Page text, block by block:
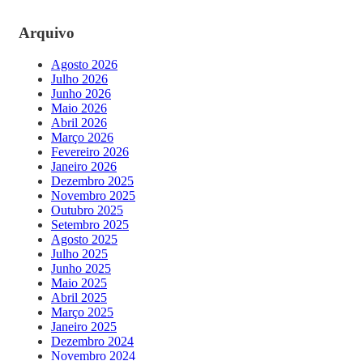
Arquivo
Agosto 2026
Julho 2026
Junho 2026
Maio 2026
Abril 2026
Março 2026
Fevereiro 2026
Janeiro 2026
Dezembro 2025
Novembro 2025
Outubro 2025
Setembro 2025
Agosto 2025
Julho 2025
Junho 2025
Maio 2025
Abril 2025
Março 2025
Janeiro 2025
Dezembro 2024
Novembro 2024